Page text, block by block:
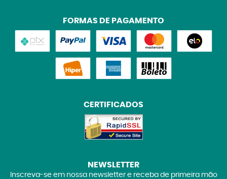
FORMAS DE PAGAMENTO
CERTIFICADOS
NEWSLETTER
Inscreva-se em nossa newsletter e receba de primeira mão